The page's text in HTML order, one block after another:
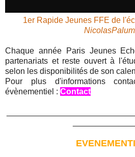
1er Rapide Jeunes FFE de
Chaque année Paris Jeunes
partenariats et reste ouvert à
selon les disponibilités de son
Pour plus d'informations
évènementiel : Contact